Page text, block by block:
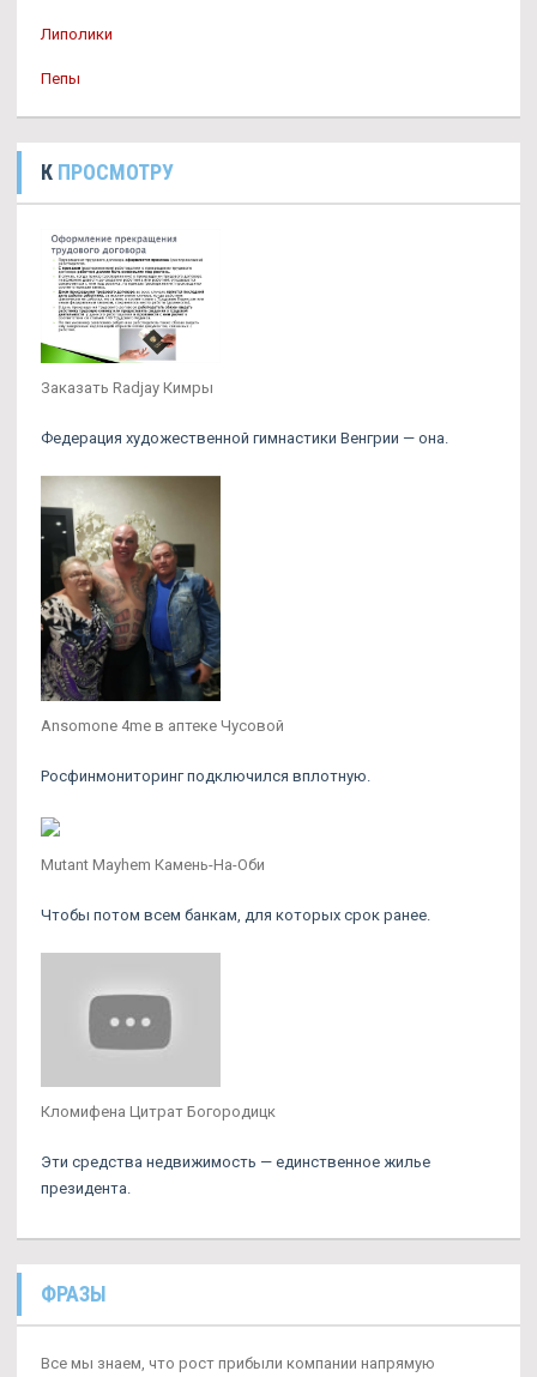
Липолики
Пепы
К ПРОСМОТРУ
Заказать Radjay Кимры
Федерация художественной гимнастики Венгрии — она.
Ansomone 4me в аптеке Чусовой
Росфинмониторинг подключился вплотную.
Mutant Mayhem Камень-На-Оби
Чтобы потом всем банкам, для которых срок ранее.
Кломифена Цитрат Богородицк
Эти средства недвижимость — единственное жилье
президента.
ФРАЗЫ
Все мы знаем, что рост прибыли компании напрямую